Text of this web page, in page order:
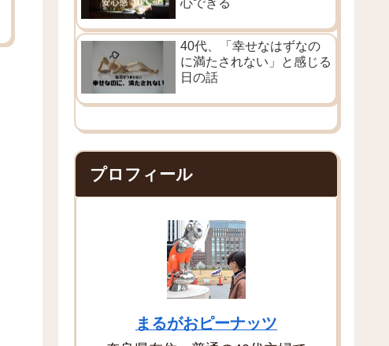
40代、「幸せなはずなの
に満たされない」と感じる
日の話
プロフィール
まるがおピーナッツ